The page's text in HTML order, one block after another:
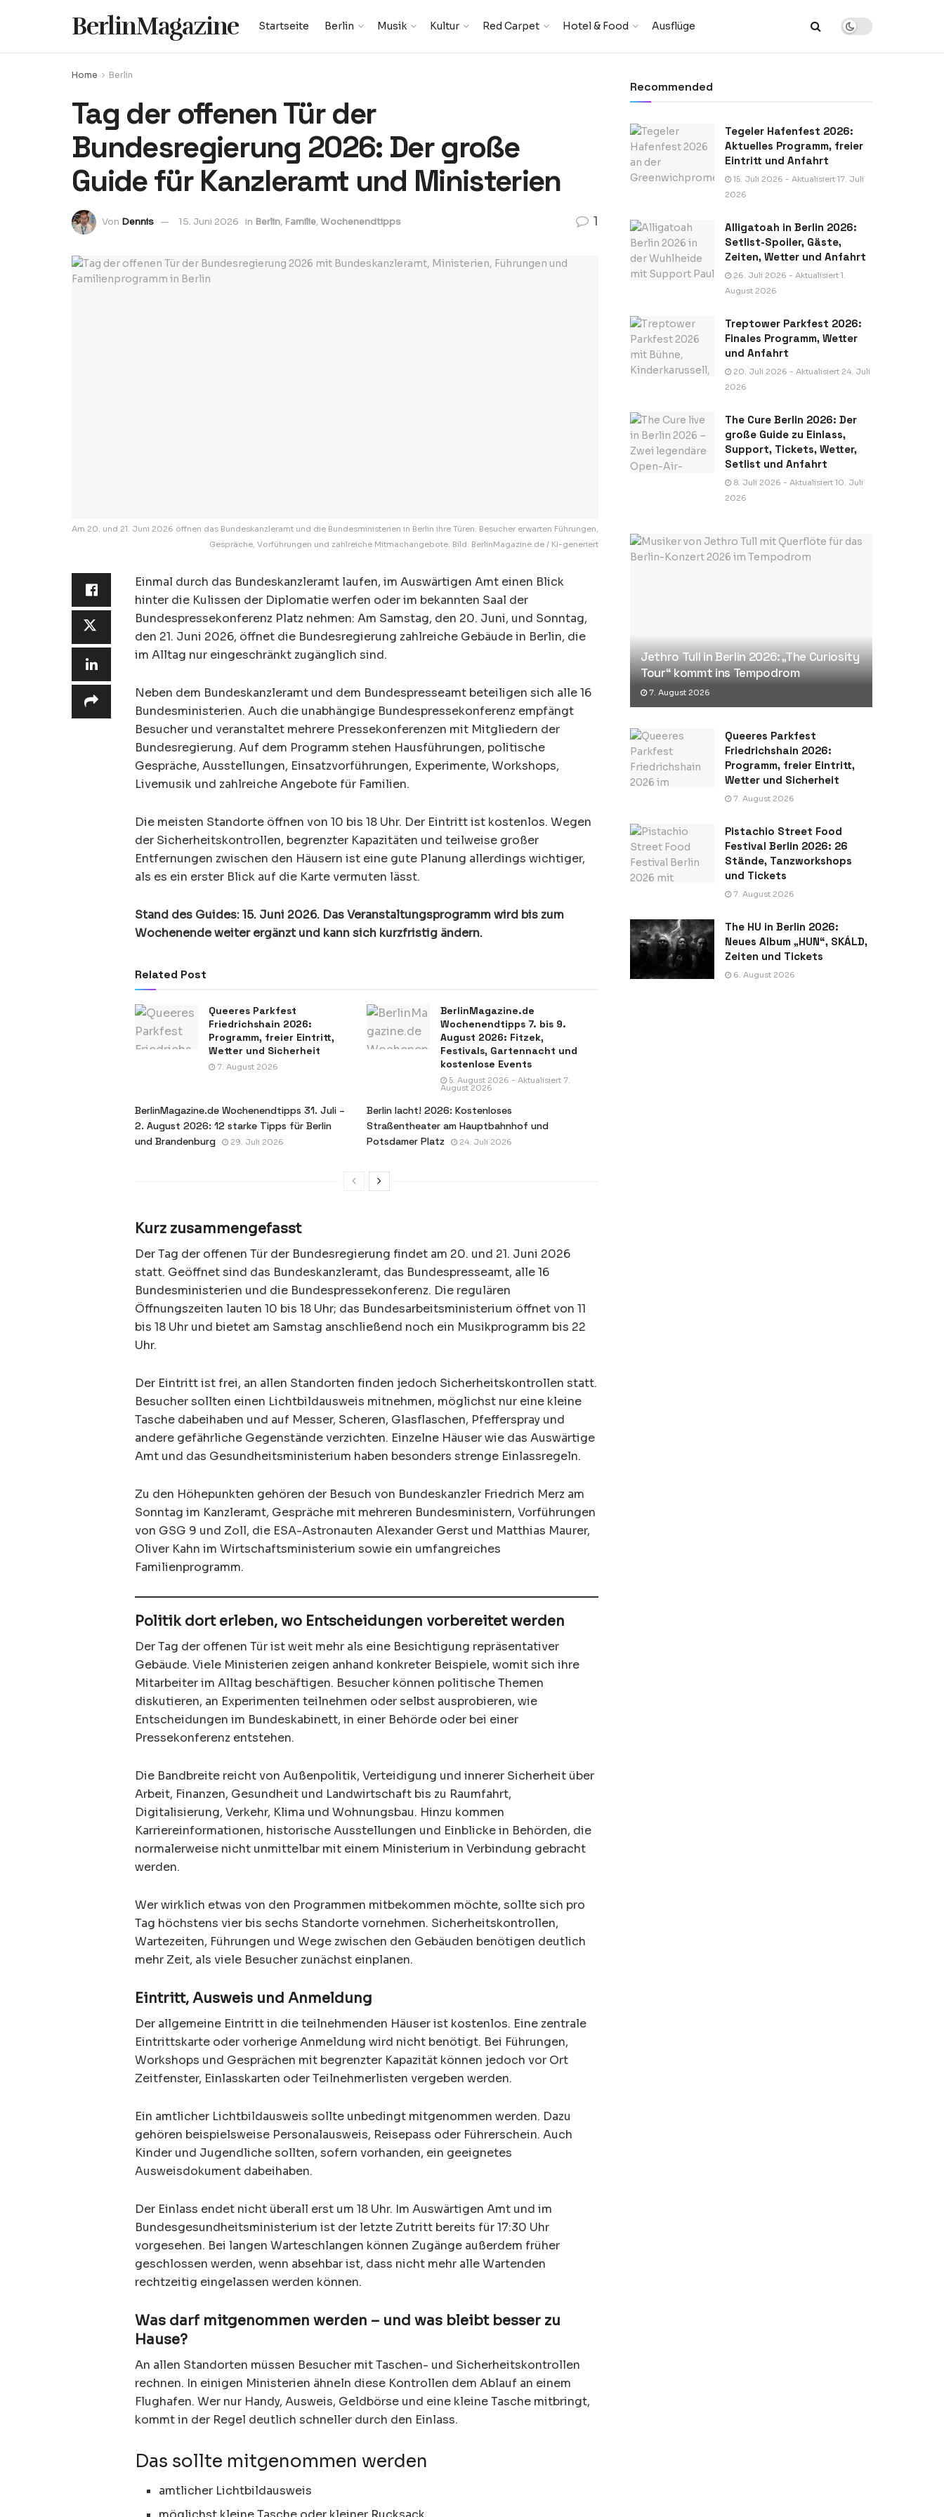
BerlinMagazine Startseite Berlin Musik Kultur Red Carpet Hotel & Food Ausflüge
Home Berlin
Tag der offenen Tür der
Bundesregierung 2026: Der große
Guide für Kanzleramt und Ministerien
Von Dennis 15. Juni 2026 in Berlin, Familie,Wochenendtipps 1
Am 20. und 21. Juni 2026 öffnen das Bundeskanzleramt und die Bundesministerien in Berlin ihre Türen. Besucher erwarten Führungen,
Gespräche, Vorführungen und zahlreiche Mitmachangebote. Bild: BerlinMagazine.de / KI-generiert
Einmal durch das Bundeskanzleramt laufen, im Auswärtigen Amt einen Blick
hinter die Kulissen der Diplomatie werfen oder im bekannten Saal der
Bundespressekonferenz Platz nehmen: Am Samstag, den 20. Juni, und Sonntag,
den 21. Juni 2026, öffnet die Bundesregierung zahlreiche Gebäude in Berlin, die
im Alltag nur eingeschränkt zugänglich sind.
Neben dem Bundeskanzleramt und dem Bundespresseamt beteiligen sich alle 16
Bundesministerien. Auch die unabhängige Bundespressekonferenz empfängt
Besucher und veranstaltet mehrere Pressekonferenzen mit Mitgliedern der
Bundesregierung. Auf dem Programm stehen Hausführungen, politische
Gespräche, Ausstellungen, Einsatzvorführungen, Experimente, Workshops,
Livemusik und zahlreiche Angebote für Familien.
Die meisten Standorte öffnen von 10 bis 18 Uhr. Der Eintritt ist kostenlos. Wegen
der Sicherheitskontrollen, begrenzter Kapazitäten und teilweise großer
Entfernungen zwischen den Häusern ist eine gute Planung allerdings wichtiger,
als es ein erster Blick auf die Karte vermuten lässt.
Stand des Guides: 15. Juni 2026. Das Veranstaltungsprogramm wird bis zum
Wochenende weiter ergänzt und kann sich kurzfristig ändern.
Related Post
Queeres Parkfest
Friedrichshain 2026:
Programm, freier Eintritt,
Wetter und Sicherheit
7. August 2026
BerlinMagazine.de
Wochenendtipps 7. bis 9.
August 2026: Fitzek,
Festivals, Gartennacht und
kostenlose Events
5. August 2026 - Aktualisiert 7.
August 2026
BerlinMagazine.de Wochenendtipps 31. Juli –
2. August 2026: 12 starke Tipps für Berlin
und Brandenburg
29. Juli 2026
Berlin lacht! 2026: Kostenloses
Straßentheater am Hauptbahnhof und
Potsdamer Platz
24. Juli 2026
Kurz zusammengefasst
Der Tag der offenen Tür der Bundesregierung findet am 20. und 21. Juni 2026
statt. Geöffnet sind das Bundeskanzleramt, das Bundespresseamt, alle 16
Bundesministerien und die Bundespressekonferenz. Die regulären
Öffnungszeiten lauten 10 bis 18 Uhr; das Bundesarbeitsministerium öffnet von 11
bis 18 Uhr und bietet am Samstag anschließend noch ein Musikprogramm bis 22
Uhr.
Der Eintritt ist frei, an allen Standorten finden jedoch Sicherheitskontrollen statt.
Besucher sollten einen Lichtbildausweis mitnehmen, möglichst nur eine kleine
Tasche dabeihaben und auf Messer, Scheren, Glasflaschen, Pfefferspray und
andere gefährliche Gegenstände verzichten. Einzelne Häuser wie das Auswärtige
Amt und das Gesundheitsministerium haben besonders strenge Einlassregeln.
Zu den Höhepunkten gehören der Besuch von Bundeskanzler Friedrich Merz am
Sonntag im Kanzleramt, Gespräche mit mehreren Bundesministern, Vorführungen
von GSG 9 und Zoll, die ESA-Astronauten Alexander Gerst und Matthias Maurer,
Oliver Kahn im Wirtschaftsministerium sowie ein umfangreiches
Familienprogramm.
Politik dort erleben, wo Entscheidungen vorbereitet werden
Der Tag der offenen Tür ist weit mehr als eine Besichtigung repräsentativer
Gebäude. Viele Ministerien zeigen anhand konkreter Beispiele, womit sich ihre
Mitarbeiter im Alltag beschäftigen. Besucher können politische Themen
diskutieren, an Experimenten teilnehmen oder selbst ausprobieren, wie
Entscheidungen im Bundeskabinett, in einer Behörde oder bei einer
Pressekonferenz entstehen.
Die Bandbreite reicht von Außenpolitik, Verteidigung und innerer Sicherheit über
Arbeit, Finanzen, Gesundheit und Landwirtschaft bis zu Raumfahrt,
Digitalisierung, Verkehr, Klima und Wohnungsbau. Hinzu kommen
Karriereinformationen, historische Ausstellungen und Einblicke in Behörden, die
normalerweise nicht unmittelbar mit einem Ministerium in Verbindung gebracht
werden.
Wer wirklich etwas von den Programmen mitbekommen möchte, sollte sich pro
Tag höchstens vier bis sechs Standorte vornehmen. Sicherheitskontrollen,
Wartezeiten, Führungen und Wege zwischen den Gebäuden benötigen deutlich
mehr Zeit, als viele Besucher zunächst einplanen.
Eintritt, Ausweis und Anmeldung
Der allgemeine Eintritt in die teilnehmenden Häuser ist kostenlos. Eine zentrale
Eintrittskarte oder vorherige Anmeldung wird nicht benötigt. Bei Führungen,
Workshops und Gesprächen mit begrenzter Kapazität können jedoch vor Ort
Zeitfenster, Einlasskarten oder Teilnehmerlisten vergeben werden.
Ein amtlicher Lichtbildausweis sollte unbedingt mitgenommen werden. Dazu
gehören beispielsweise Personalausweis, Reisepass oder Führerschein. Auch
Kinder und Jugendliche sollten, sofern vorhanden, ein geeignetes
Ausweisdokument dabeihaben.
Der Einlass endet nicht überall erst um 18 Uhr. Im Auswärtigen Amt und im
Bundesgesundheitsministerium ist der letzte Zutritt bereits für 17:30 Uhr
vorgesehen. Bei langen Warteschlangen können Zugänge außerdem früher
geschlossen werden, wenn absehbar ist, dass nicht mehr alle Wartenden
rechtzeitig eingelassen werden können.
Was darf mitgenommen werden – und was bleibt besser zu
Hause?
An allen Standorten müssen Besucher mit Taschen- und Sicherheitskontrollen
rechnen. In einigen Ministerien ähneln diese Kontrollen dem Ablauf an einem
Flughafen. Wer nur Handy, Ausweis, Geldbörse und eine kleine Tasche mitbringt,
kommt in der Regel deutlich schneller durch den Einlass.
Das sollte mitgenommen werden
amtlicher Lichtbildausweis
Recommended
Tegeler Hafenfest 2026:
Aktuelles Programm, freier
Eintritt und Anfahrt
15. Juli 2026 - Aktualisiert 17. Juli
2026
Alligatoah in Berlin 2026:
Setlist-Spoiler, Gäste,
Zeiten, Wetter und Anfahrt
26. Juli 2026 - Aktualisiert 1.
August 2026
Treptower Parkfest 2026:
Finales Programm, Wetter
und Anfahrt
20. Juli 2026 - Aktualisiert 24. Juli
2026
The Cure Berlin 2026: Der
große Guide zu Einlass,
Support, Tickets, Wetter,
Setlist und Anfahrt
8. Juli 2026 - Aktualisiert 10. Juli
2026
Jethro Tull in Berlin 2026: „The Curiosity
Tour“ kommt ins Tempodrom
7. August 2026
Queeres Parkfest
Friedrichshain 2026:
Programm, freier Eintritt,
Wetter und Sicherheit
7. August 2026
Pistachio Street Food
Festival Berlin 2026: 26
Stände, Tanzworkshops
und Tickets
7. August 2026
The HU in Berlin 2026:
Neues Album „HUN“, SKÁLD,
Zeiten und Tickets
6. August 2026